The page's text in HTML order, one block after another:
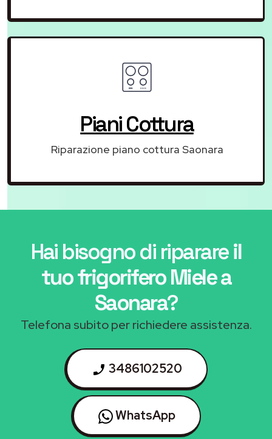
Piani Cottura
Riparazione piano cottura Saonara
Hai bisogno di riparareil
tuo frigorifero Miele a
Saonara?
Telefona subito per richiedere assistenza.
3486102520
WhatsApp